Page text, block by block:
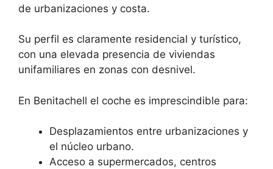
de urbanizaciones y costa.
Su perfil es claramente residencial y turístico,
con una elevada presencia de viviendas
unifamiliares en zonas con desnivel.
En Benitachell el coche es imprescindible para:
Desplazamientos entre urbanizaciones y
el núcleo urbano.
Acceso a supermercados, centros